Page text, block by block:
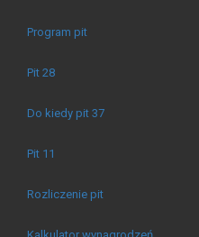
Program pit
Pit 28
Do kiedy pit 37
Pit 11
Rozliczenie pit